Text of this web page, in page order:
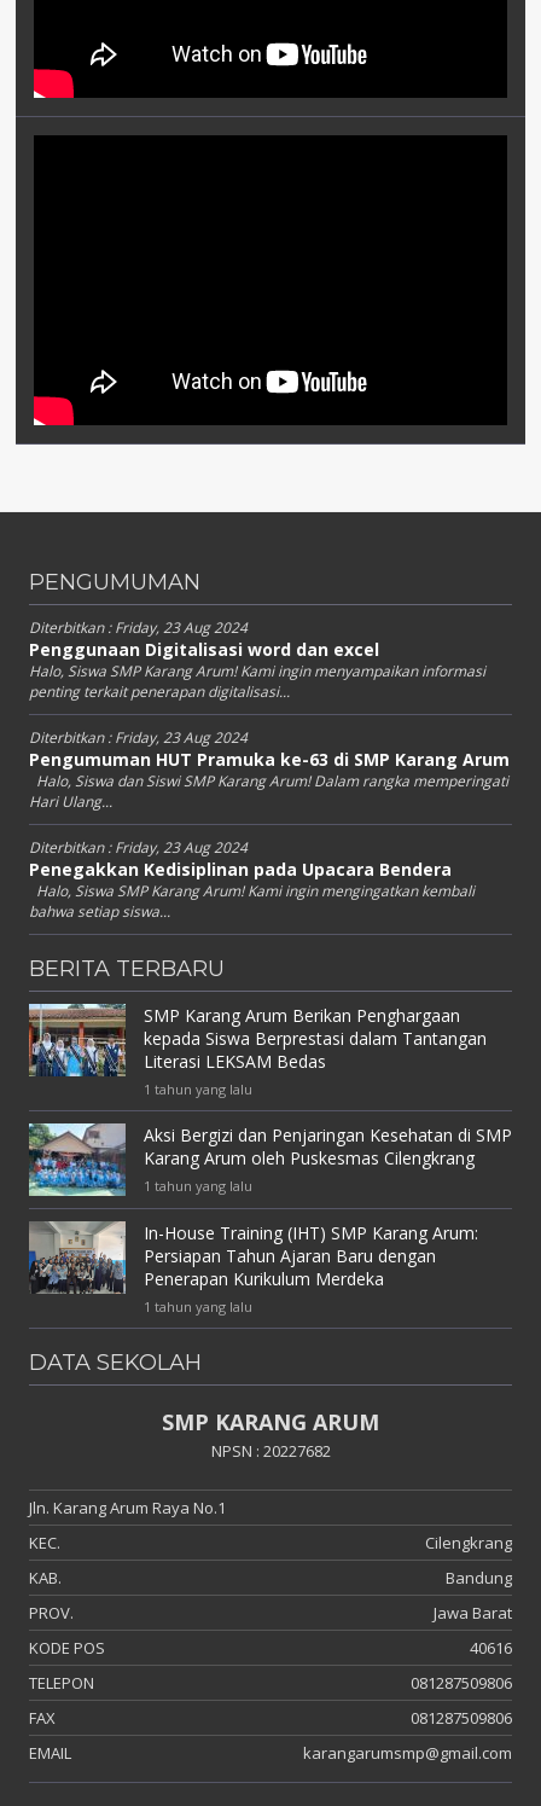
PENGUMUMAN
Diterbitkan :Friday, 23 Aug 2024
Penggunaan Digitalisasi word dan excel
Halo, Siswa SMP Karang Arum! Kami ingin menyampaikan informasi
penting terkait penerapan digitalisasi...
Diterbitkan :Friday, 23 Aug 2024
Pengumuman HUT Pramuka ke-63 di SMP Karang Arum
Halo, Siswa dan Siswi SMP Karang Arum! Dalam rangka memperingati
Hari Ulang...
Diterbitkan :Friday, 23 Aug 2024
Penegakkan Kedisiplinan pada Upacara Bendera
Halo, Siswa SMP Karang Arum! Kami ingin mengingatkan kembali
bahwa setiap siswa...
BERITA TERBARU
SMP Karang Arum Berikan Penghargaan
kepada Siswa Berprestasi dalam Tantangan
Literasi LEKSAM Bedas
1 tahun yang lalu
Aksi Bergizi dan Penjaringan Kesehatan di SMP
Karang Arum oleh Puskesmas Cilengkrang
1 tahun yang lalu
In-House Training (IHT) SMP Karang Arum:
Persiapan Tahun Ajaran Baru dengan
Penerapan Kurikulum Merdeka
1 tahun yang lalu
DATA SEKOLAH
SMP KARANG ARUM
NPSN : 20227682
Jln. Karang Arum Raya No.1
KEC.
Cilengkrang
KAB.
Bandung
PROV.
Jawa Barat
KODE POS
40616
TELEPON
081287509806
FAX
081287509806
EMAIL
karangarumsmp@gmail.com